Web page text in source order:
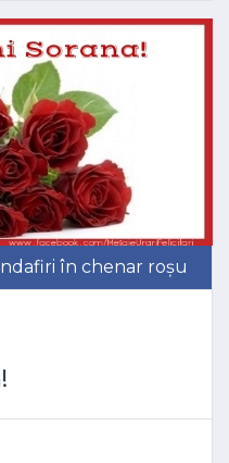
în chenar roșu